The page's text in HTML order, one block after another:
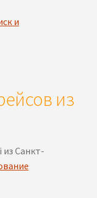
и
из
из Санкт-